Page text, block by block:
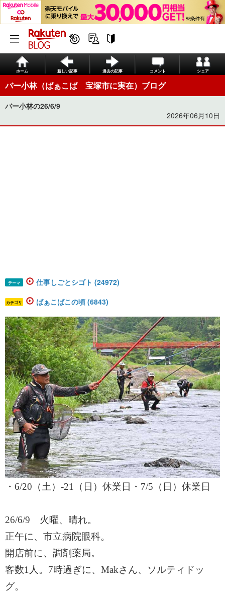
ホーム 新しい記事 過去の記事 コメント シェア
バー小林（ばぁこば 宝塚市に実在）ブログ
バー小林の26/6/9
2026年06月10日
テーマ 仕事しごとシゴト (24972)
カテゴリ ばぁこばこの頃 (6843)
・ 6/20（土）-21（日）休業日・7/5（日）休業日
26/6/9 火曜、晴れ。
正午に、市立病院眼科。
開店前に、調剤薬局。
客数1人。7時過ぎに、Makさん、ソルティドッ
グ。